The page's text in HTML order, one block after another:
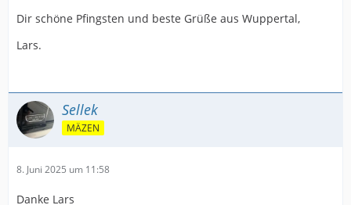
Dir schöne Pfingsten und beste Grüße aus Wuppertal,
Lars.
Sellek
MÄZEN
8. Juni 2025 um 11:58
Danke Lars